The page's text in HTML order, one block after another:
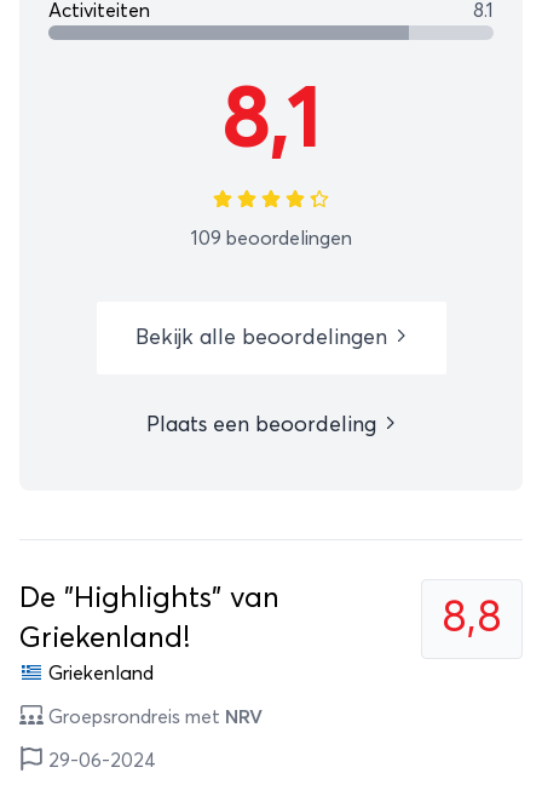
Activiteiten 8.1
8,1
109 beoordelingen
Bekijk alle beoordelingen
Plaats een beoordeling
8,8
De "Highlights" van
Griekenland!
Griekenland
Groepsrondreis met NRV
29-06-2024